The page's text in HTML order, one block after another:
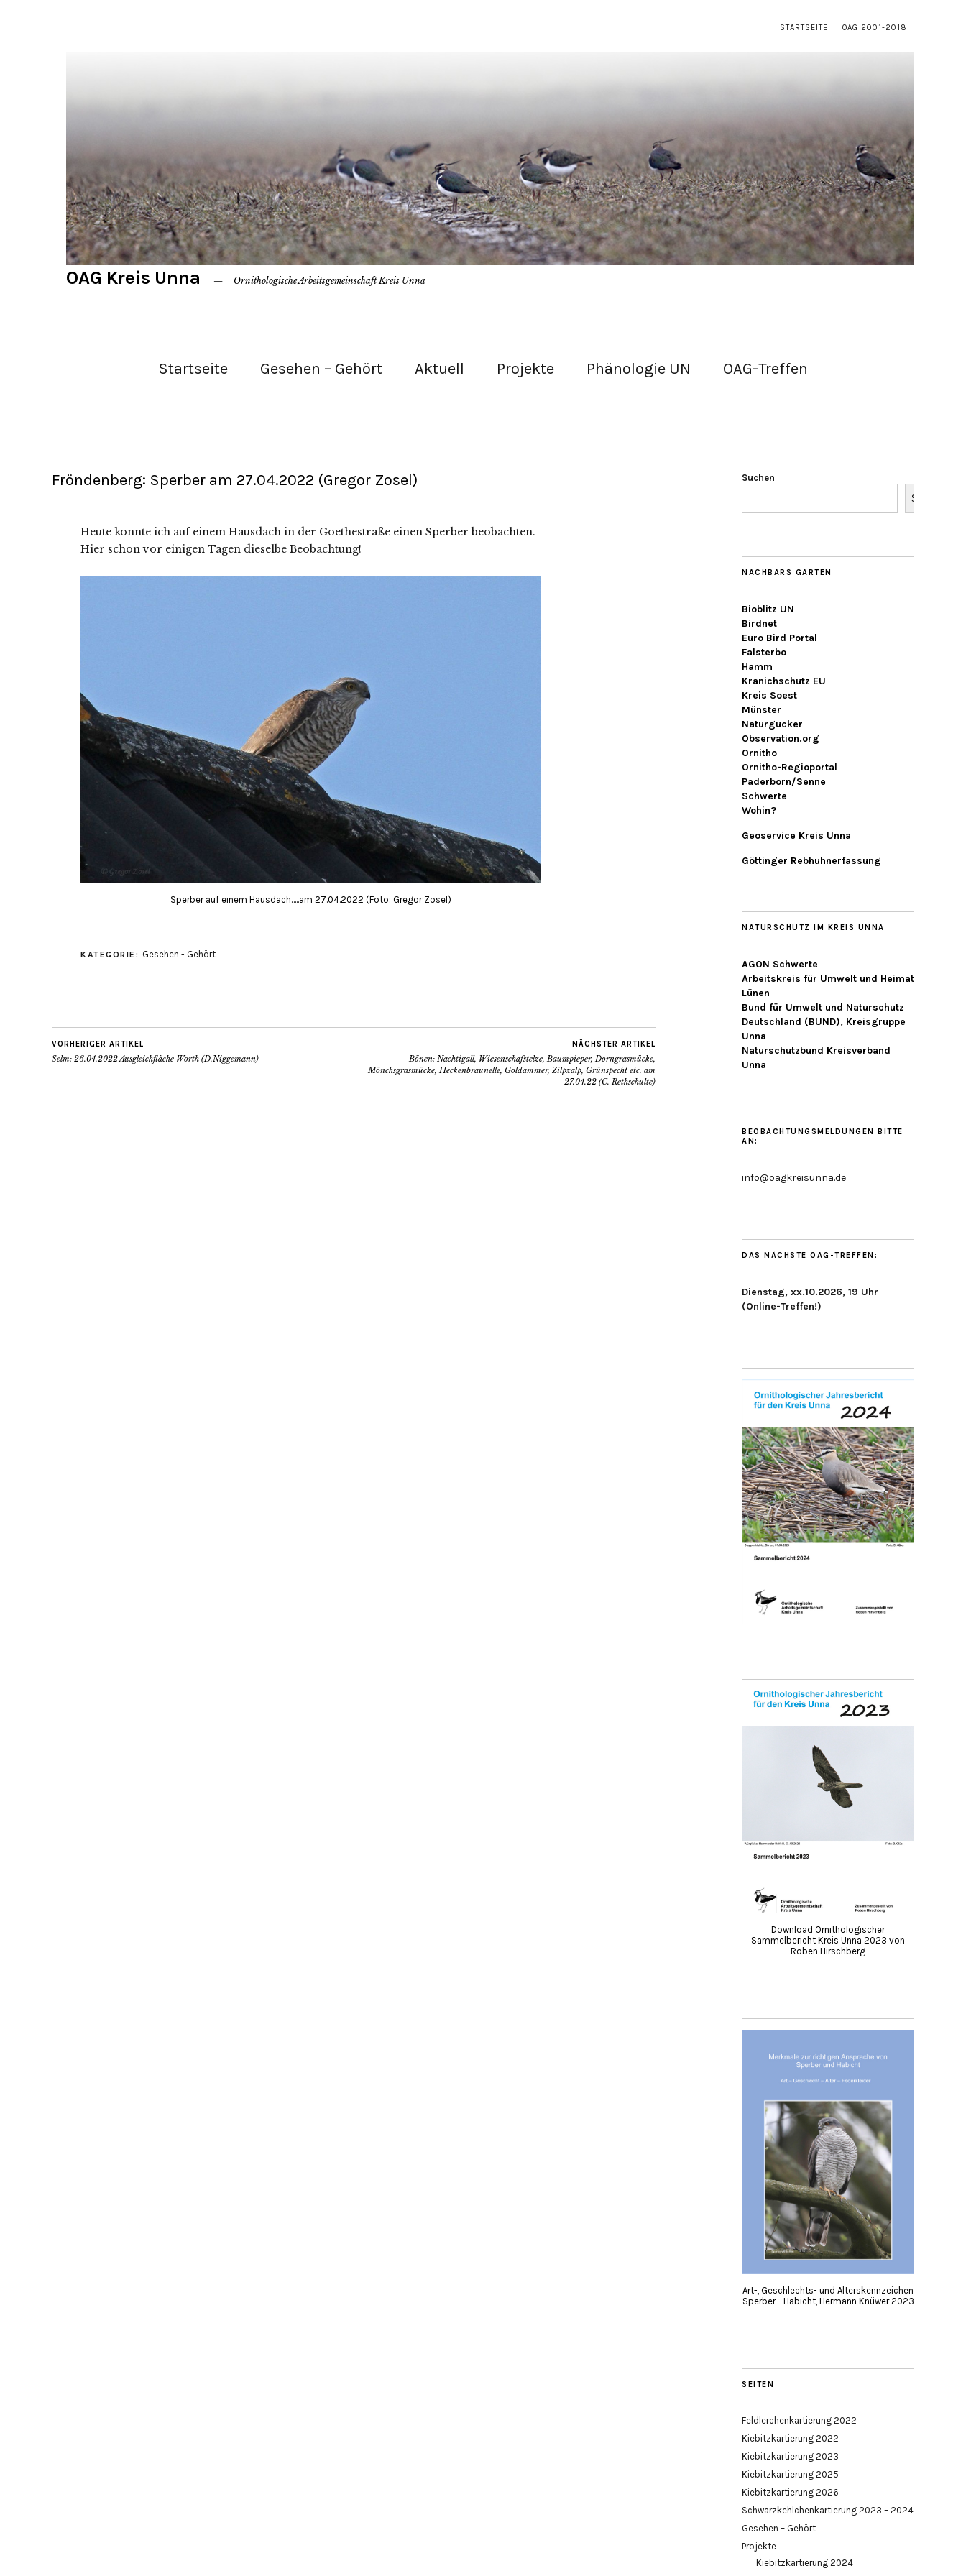
STARTSEITE OAG 2001-2018
OAG Kreis Unna Ornithologische Arbeitsgemeinschaft Kreis Unna
Startseite Gesehen – Gehört Aktuell Projekte Phänologie UN OAG-Treffen
Fröndenberg: Sperber am 27.04.2022 (Gregor Zosel)
Heute konnte ich auf einem Hausdach in der Goethestraße einen Sperber beobachten.
Hier schon vor einigen Tagen dieselbe Beobachtung!
Sperber auf einem Hausdach…..am 27.04.2022 (Foto: Gregor Zosel)
KATEGORIE: Gesehen - Gehört
VORHERIGER ARTIKEL
Selm: 26.04.2022 Ausgleichfläche Worth (D.Niggemann)
NÄCHSTER ARTIKEL
Bönen: Nachtigall, Wiesenschafstelze, Baumpieper, Dorngrasmücke,
Mönchsgrasmücke, Heckenbraunelle, Goldammer, Zilpzalp, Grünspecht etc. am
27.04.22 (C. Rethschulte)
Suchen
Suchen
NACHBARS GARTEN
Bioblitz UN
Birdnet
Euro Bird Portal
Falsterbo
Hamm
Kranichschutz EU
Kreis Soest
Münster
Naturgucker
Observation.org
Ornitho
Ornitho-Regioportal
Paderborn/Senne
Schwerte
Wohin?
Geoservice Kreis Unna
Göttinger Rebhuhnerfassung
NATURSCHUTZ IM KREIS UNNA
AGON Schwerte
Arbeitskreis für Umwelt und Heimat
Lünen
Bund für Umwelt und Naturschutz
Deutschland (BUND), Kreisgruppe
Unna
Naturschutzbund Kreisverband
Unna
BEOBACHTUNGSMELDUNGEN BITTE
AN:
info@oagkreisunna.de
DAS NÄCHSTE OAG-TREFFEN:
Dienstag, xx.10.2026, 19 Uhr
(Online-Treffen!)
Download Ornithologischer
Sammelbericht Kreis Unna 2023 von
Roben Hirschberg
Art-, Geschlechts- und Alterskennzeichen
Sperber - Habicht, Hermann Knüwer 2023
SEITEN
Feldlerchenkartierung 2022
Kiebitzkartierung 2022
Kiebitzkartierung 2023
Kiebitzkartierung 2025
Kiebitzkartierung 2026
Schwarzkehlchenkartierung 2023 – 2024
Gesehen – Gehört
Projekte
Kiebitzkartierung 2024